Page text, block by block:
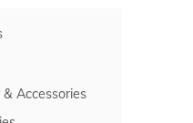
Accessories